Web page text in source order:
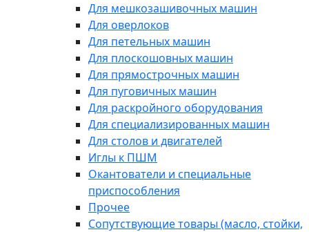
Для мешкозашивочных машин
Для оверлоков
Для петельных машин
Для плоскошовных машин
Для прямострочных машин
Для пуговичных машин
Для раскройного оборудования
Для специализированных машин
Для столов и двигателей
Иглы к ПШМ
Окантователи и специальные
приспособления
Прочее
Сопутствующие товары (масло, стойки,